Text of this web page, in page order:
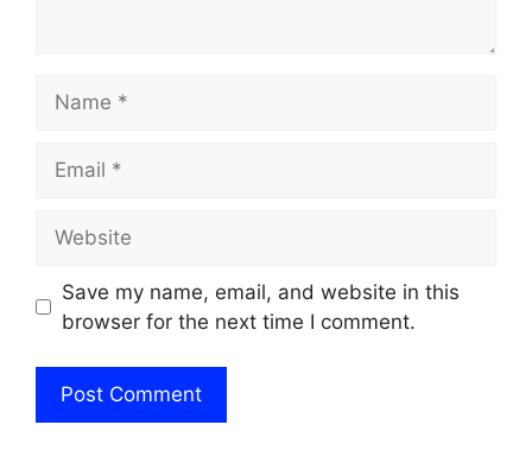
Save my name, email, and website in this
browser for the next time I comment.